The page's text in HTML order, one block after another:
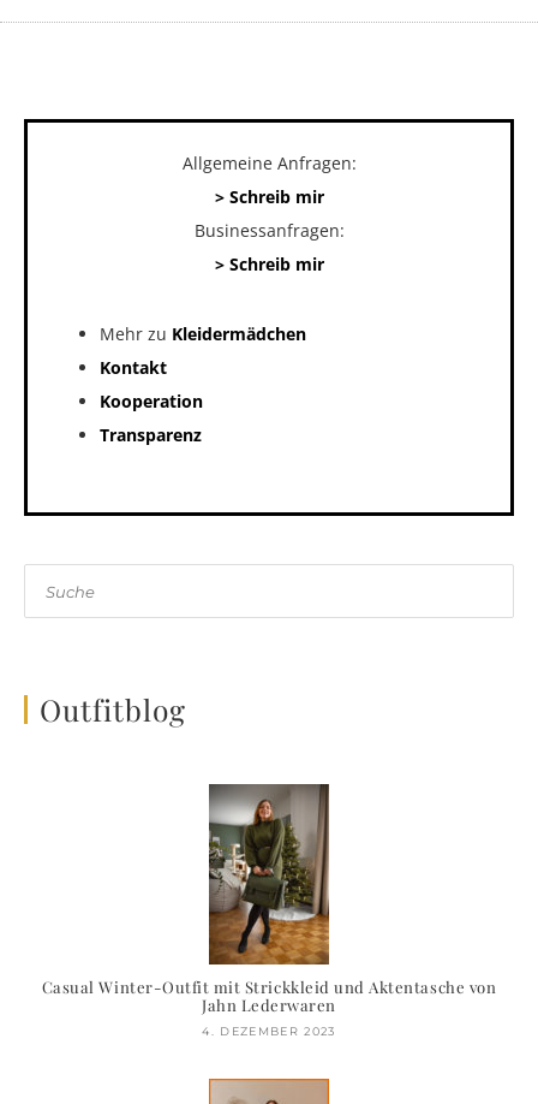
Allgemeine Anfragen:
> Schreib mir
Businessanfragen:
> Schreib mir
Mehr zu Kleidermädchen
Kontakt
Kooperation
Transparenz
Outfitblog
Casual Winter-Outfit mit Strickkleid und Aktentasche von
Jahn Lederwaren
4. DEZEMBER 2023